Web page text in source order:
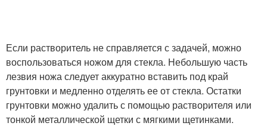
Если растворитель не справляется с задачей, можно
воспользоваться ножом для стекла. Небольшую часть
лезвия ножа следует аккуратно вставить под край
грунтовки и медленно отделять ее от стекла. Остатки
грунтовки можно удалить с помощью растворителя или
тонкой металлической щетки с мягкими щетинками.